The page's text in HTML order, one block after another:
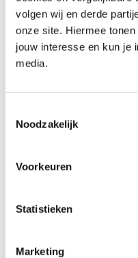
volgen wij en derde
onze site. Hiermee
jouw interesse en kun je
media.
Noodzakelijk
Voorkeuren
Statistieken
Marketing
Honda CBR 650 R
€ 11.799,-
Uit2026